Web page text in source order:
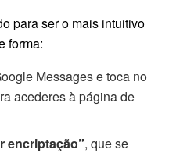
para ser o mais intuitivo
forma:
Messages e toca no
acederes à página de
encriptação”, que se